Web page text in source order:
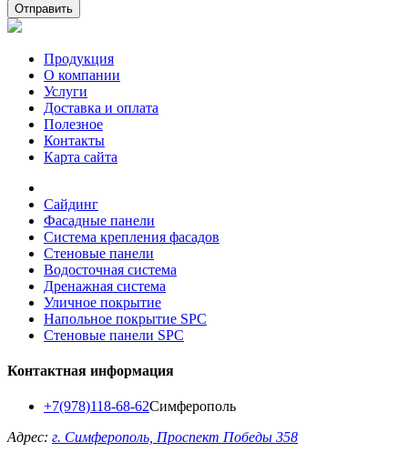
Отправить
Продукция
О компании
Услуги
Доставка и оплата
Полезное
Контакты
Карта сайта
Сайдинг
Фасадные панели
Система крепления фасадов
Стеновые панели
Водосточная система
Дренажная система
Уличное покрытие
Напольное покрытие SPC
Стеновые панели SPC
Контактная информация
+7(978)118-68-62Симферополь
Адрес: г. Симферополь, Проспект Победы 358